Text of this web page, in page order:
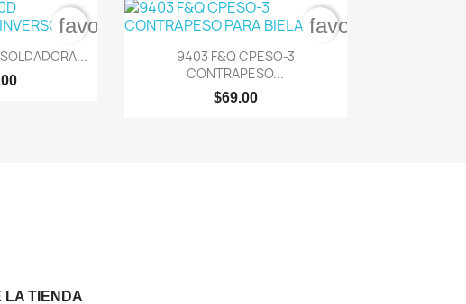
favorite_border
 Vista rápida
9403 F&Q CPESO-3
CONTRAPESO...
$69.00
favorite_border
LA TIENDA